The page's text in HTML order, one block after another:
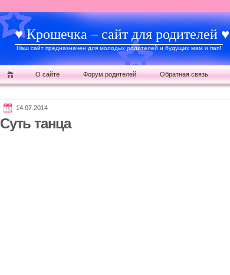
♥ Крошечка – сайт для родителей ♥
Наш сайт предназначен для молодых родителей и будущих мам и пап!
О сайте Форум родителей Обратная связь
14.07.2014
Суть танца